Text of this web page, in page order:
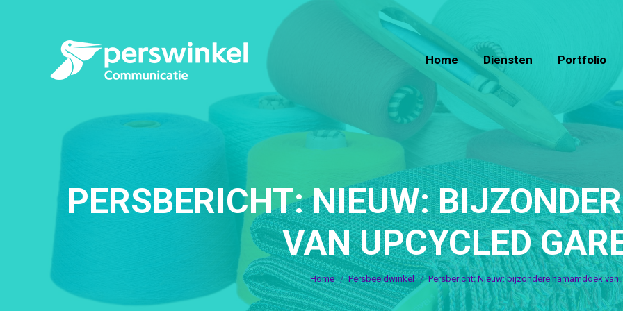
Home Diensten Portfolio
PERSBERICHT: NIEUW:
VAN UPCYCLED
Je bent hier:
Home Persbeeldwinkel Persbericht: Nieuw: bijzondere hamamdoek
Home